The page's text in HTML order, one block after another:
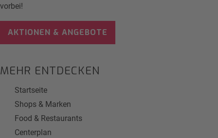
vorbei!
AKTIONEN & ANGEBOTE
MEHR ENTDECKEN
Startseite
Shops & Marken
Food & Restaurants
Centerplan